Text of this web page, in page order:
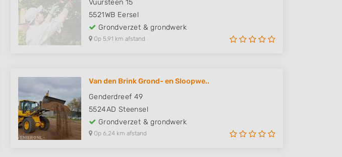
Vuursteen 15
5521WB Eersel
Grondverzet & grondwerk
Op 5,91 km afstand
Van den Brink Grond- en Sloopwe..
Genderdreef 49
5524AD Steensel
Grondverzet & grondwerk
Op 6,24 km afstand